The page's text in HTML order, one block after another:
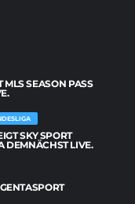
MLS SEASON PASS
SKY SPORT
DEMNÄCHST LIVE.